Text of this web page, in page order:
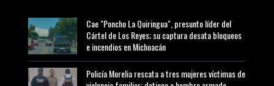
Cae "Poncho La Quiringua", presunto líder del
Cártel de Los Reyes; su captura desata bloqueos
e incendios en Michoacán
Policía Morelia rescata a tres mujeres víctimas de